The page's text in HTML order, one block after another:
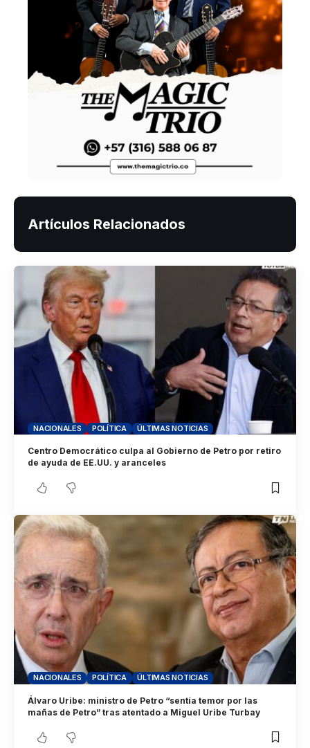
Artículos Relacionados
NACIONALES POLÍTICA ÚLTIMAS NOTICIAS
Centro Democrático culpa al Gobierno de Petro por retiro
de ayuda de EE.UU. y aranceles
NACIONALES POLÍTICA ÚLTIMAS NOTICIAS
Álvaro Uribe: ministro de Petro “sentía temor por las
mañas de Petro” tras atentado a Miguel Uribe Turbay